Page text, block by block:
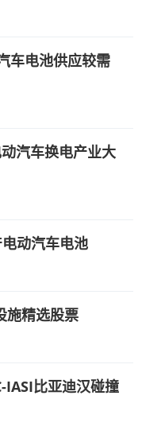
车电池供应较需
汽车换电产业大
动汽车电池
施精选股票
IASI比亚迪汉碰撞